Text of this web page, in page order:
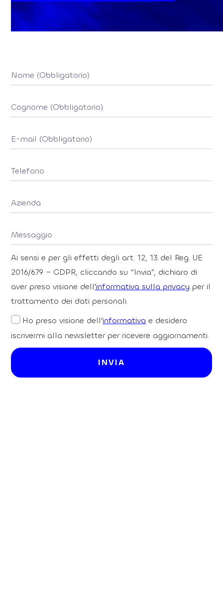
Ai sensi e per gli effetti degli art. 12, 13 del Reg. UE
2016/679 – GDPR, cliccando su “Invia”, dichiaro di
aver preso visione dell'informativa sulla privacy per il
trattamento dei dati personali.
Ho preso visione dell'informativa e desidero
iscrivermi alla newsletter per ricevere aggiornamenti.